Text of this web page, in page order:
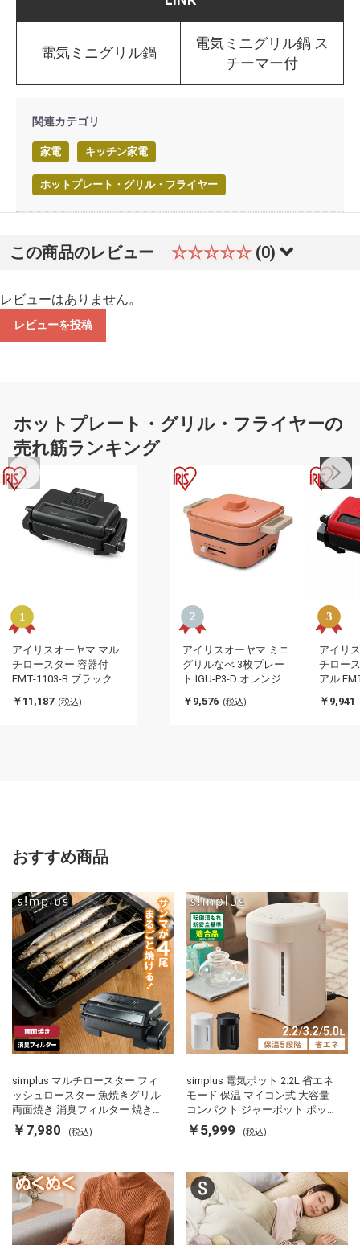
電気ミニグリル鍋
電気ミニグリル鍋 ス
チーマー付
関連カテゴリ
家電 キッチン家電
ホットプレート・グリル・フライヤー
この商品のレビュー ☆☆☆☆☆ (0)
レビューはありません。
レビューを投稿
ホットプレート・グリル・フライヤーの
売れ筋ランキング
アイリスオーヤマ マル
チロースター 容器付
EMT-1103-B ブラック
付 IRIS OYAMA(代引不
￥11,187 (税込)
アイリスオーヤマ ミニ
グリルなべ 3枚プレー
ト IGU-P3-D オレンジ グ
IRIS OYAMA(代引不可)
￥9,576 (税込)
アイリ
チロー
アル
IRIS
￥9,941
おすすめ商品
simplus マルチロースター フィ
ッシュロースター 魚焼きグリル
両面焼き 消臭フィルター 焼き魚
両面ヒーター タイマー付き SP-
FRS01 マットブラック シンプラ
￥7,980 (税込)
simplus 電気ポット 2.2L 省エネ
モード 保温 マイコン式 大容量
コンパクト ジャーポット ポット
カルキ抜き 空焚き防止 温度調節
軽量 SP-PD22 シンプラス
￥5,999 (税込)